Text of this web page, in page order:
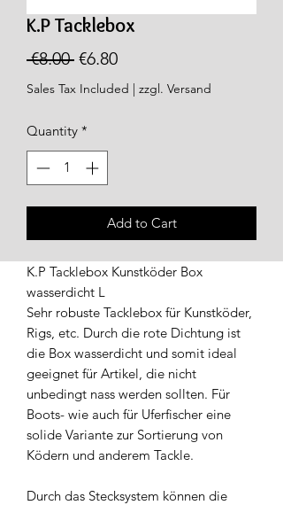
K.P Tacklebox
€8.00 Regular
Price
€6.80Sale
Price
Sales Tax Included | zzgl. Versand
Quantity *
Add to Cart
K.P Tacklebox Kunstköder Box
wasserdicht L
Sehr robuste Tacklebox für Kunstköder,
Rigs, etc. Durch die rote Dichtung ist
die Box wasserdicht und somit ideal
geeignet für Artikel, die nicht
unbedingt nass werden sollten. Für
Boots- wie auch für Uferfischer eine
solide Variante zur Sortierung von
Ködern und anderem Tackle.
Durch das Stecksystem können die